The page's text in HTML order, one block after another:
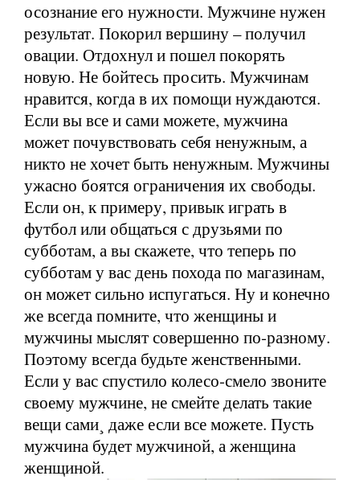
осознание его нужности. Мужчине нужен
результат. Покорил вершину – получил
овации. Отдохнул и пошел покорять
новую. Не бойтесь просить. Мужчинам
нравится, когда в их помощи нуждаются.
Если вы все и сами можете, мужчина
может почувствовать себя ненужным, а
никто не хочет быть ненужным. Мужчины
ужасно боятся ограничения их свободы.
Если он, к примеру, привык играть в
футбол или общаться с друзьями по
субботам, а вы скажете, что теперь по
субботам у вас день похода по магазинам,
он может сильно испугаться. Ну и конечно
же всегда помните, что женщины и
мужчины мыслят совершенно по-разному.
Поэтому всегда будьте женственными.
Если у вас спустило колесо-смело звоните
своему мужчине, не смейте делать такие
вещи сами¸ даже если все можете. Пусть
мужчина будет мужчиной, а женщина
женщиной.